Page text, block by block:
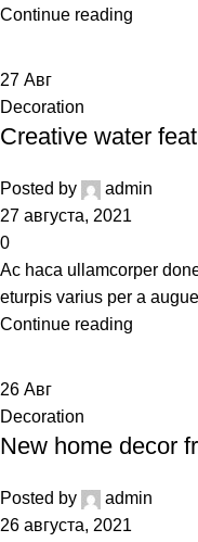
Continue reading
27 Авг
Decoration
Creative water
Posted by
admin
27 августа, 2021
0
Ac haca ullamcorper
eturpis varius per a
Continue reading
26 Авг
Decoration
New home decor
Posted by
admin
26 августа, 2021